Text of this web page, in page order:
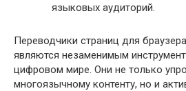
языковых аудиторий.
Переводчики страниц для
являются незаменимым
цифровом мире. Они не только
многоязычному контенту, но и